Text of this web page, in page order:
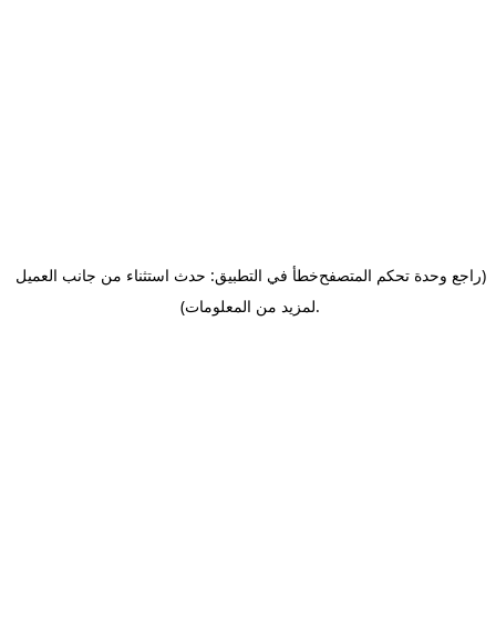
خطأ في التطبيق: حدث استثناء من جانب العميل(راجع وحدة تحكم المتصفح
لمزيد من المعلومات).